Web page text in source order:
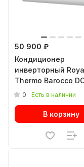
50 900 ₽
Кондиционер
инверторный
Thermo Barocco
09HN8/white
0 Есть в наличии
В корзину